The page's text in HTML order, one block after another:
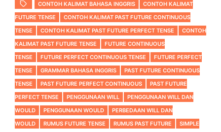
CONTOH KALIMAT BAHASA INGGRIS
CONTOH KALIMAT
FUTURE TENSE
CONTOH KALIMAT PAST FUTURE CONTINUOUS
TENSE
CONTOH KALIMAT PAST FUTURE PERFECT TENSE
CONTOH
KALIMAT PAST FUTURE TENSE
FUTURE CONTINUOUS
TENSE
FUTURE PERFECT CONTINUOUS TENSE
FUTURE PERFECT
TENSE
GRAMMAR BAHASA INGGRIS
PAST FUTURE CONTINUOUS
TENSE
PAST FUTURE PERFECT CONTINUOUS
PAST FUTURE
PERFECT TENSE
PENGGUNAAN WILL
PENGGUNAAN WILL DAN
WOULD
PENGGUNAAN WOULD
PERBEDAAN WILL DAN
WOULD
RUMUS FUTURE TENSE RUMUS PAST FUTURE SIMPLE